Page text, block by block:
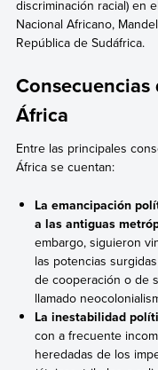
discriminación racial) en
Nacional Africano,
República de Sudáfrica.
África
Entre las principales
África se cuentan:
La emancipación
a las antiguas
embargo, siguieron
las potencias
de cooperación o de
llamado
La inestabilidad
con a frecuente
heredadas de los